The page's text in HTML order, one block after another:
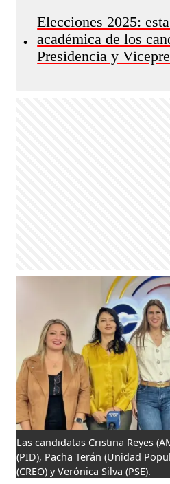
•
Elecciones 2025:
académica de los
Presidencia y
Las candidatas Cristina Reyes
(PID), Pacha Terán (Unidad
(CREO) y Verónica Silva (PSE).